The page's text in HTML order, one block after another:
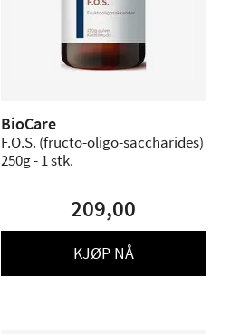
BioCare
F.O.S. (fructo-oligo-saccharides)
250g - 1 stk.
209,00
KJØP NÅ